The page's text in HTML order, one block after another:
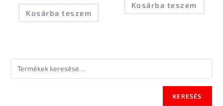
Kosárba teszem
Kosárba teszem
KERESÉS